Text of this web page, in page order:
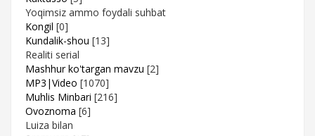
Yoqimsiz ammo foydali suhbat
Kongil [0]
Kundalik-shou [13]
Realiti serial
Mashhur ko'targan mavzu [2]
MP3|Video [1070]
Muhlis Minbari [216]
Ovoznoma [6]
Luiza bilan